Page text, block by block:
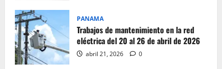
PANAMA
Trabajos de mantenimiento en la red
eléctrica del 20 al 26 de abril de 2026
abril 21, 2026 0